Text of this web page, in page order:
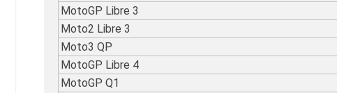
MotoGP Libre 3
Moto2 Libre 3
Moto3 QP
MotoGP Libre 4
MotoGP Q1